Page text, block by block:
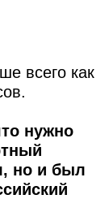
всего как
нужно
но и был